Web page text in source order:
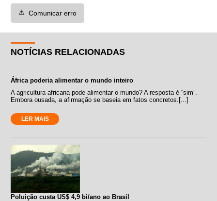
⚠️ Comunicar erro
NOTÍCIAS RELACIONADAS
África poderia alimentar o mundo inteiro
A agricultura africana pode alimentar o mundo? A resposta é “sim”.
Embora ousada, a afirmação se baseia em fatos concretos.[...]
LER MAIS
Poluição custa US$ 4,9 bi/ano ao Brasil